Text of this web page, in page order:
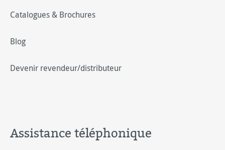
Catalogues & Brochures
Blog
Devenir revendeur/distributeur
Assistance téléphonique